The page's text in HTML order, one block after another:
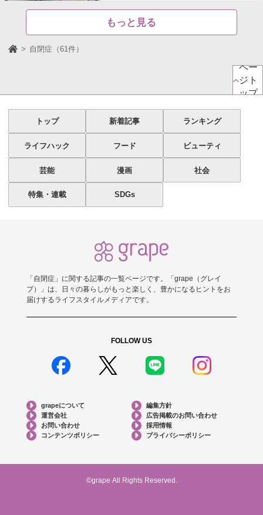
もっと見る
自閉症（61件）
ペー
ジト
ップ
トップ 新着記事 ランキング
ライフハック フード ビューティ
芸能 漫画 社会
特集・連載 SDGs
「自閉症」に関する記事の一覧ページです。「grape（グレイ
プ）」は、日々の暮らしがもっと楽しく、豊かになるヒントをお
届けするライフスタイルメディアです。
FOLLOW US
grapeについて
編集方針
運営会社
広告掲載のお問い合わせ
お問い合わせ
採用情報
コンテンツポリシー
プライバシーポリシー
©grape All Rights Reserved.